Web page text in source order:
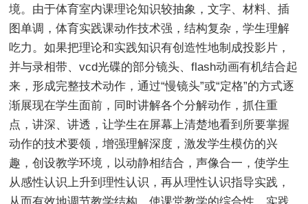
境。由于体育室内课理论知识较抽象，文字、材料、插
图单调，体育实践课动作技术强，结构复杂，学生理解
吃力。如果把理论和实践知识有创造性地制成投影片，
并与录相带、vcd光碟的部分镜头、flash动画有机结合起
来，形成完整技术动作，通过“慢镜头”或“定格”的方式逐
渐展现在学生面前，同时讲解各个分解动作，抓住重
点，讲深、讲透，让学生在屏幕上清楚地看到所要掌握
动作的技术要领，增强理解深度，激发学生模仿的兴
趣，创设教学环境，以动静相结合，声像合一，使学生
从感性认识上升到理性认识，再从理性认识指导实践，